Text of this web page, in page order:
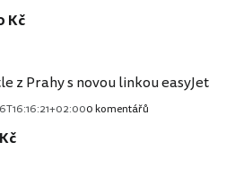
Kč
z Prahy s novou linkou easyJet
0 komentářů